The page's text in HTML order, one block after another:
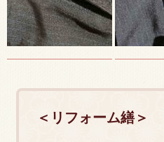
＜リフォーム繕＞